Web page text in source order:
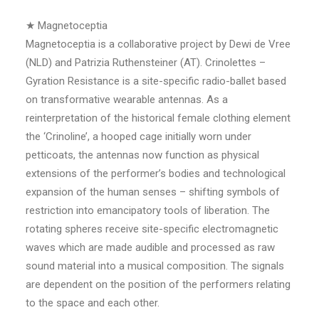
★ Magnetoceptia
Magnetoceptia is a collaborative project by Dewi de Vree
(NLD) and Patrizia Ruthensteiner (AT). Crinolettes –
Gyration Resistance is a site-specific radio-ballet based
on transformative wearable antennas. As a
reinterpretation of the historical female clothing element
the ‘Crinoline’, a hooped cage initially worn under
petticoats, the antennas now function as physical
extensions of the performer’s bodies and technological
expansion of the human senses – shifting symbols of
restriction into emancipatory tools of liberation. The
rotating spheres receive site-specific electromagnetic
waves which are made audible and processed as raw
sound material into a musical composition. The signals
are dependent on the position of the performers relating
to the space and each other.